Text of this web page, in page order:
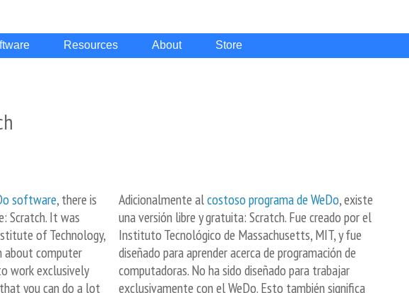
Resources About Store
software, there is
Scratch. It was
of Technology,
about computer
work exclusively
you can do a lot
Adicionalmente alcostoso programa de WeDo, existe
una versión libre y gratuita: Scratch. Fue creado por el
Instituto Tecnológico de Massachusetts, MIT, y fue
diseñado para aprender acerca de programación de
computadoras. No ha sido diseñado para trabajar
exclusivamente con el WeDo. Esto también significa